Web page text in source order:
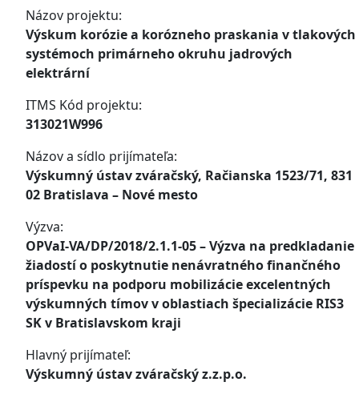
Názov projektu:
Výskum korózie a korózneho praskania v tlakových
systémoch primárneho okruhu jadrových
elektrární
ITMS Kód projektu:
313021W996
Názov a sídlo prijímateľa:
Výskumný ústav zváračský, Račianska 1523/71, 831
02 Bratislava – Nové mesto
Výzva:
OPVaI-VA/DP/2018/2.1.1-05 – Výzva na predkladanie
žiadostí o poskytnutie nenávratného finančného
príspevku na podporu mobilizácie excelentných
výskumných tímov v oblastiach špecializácie RIS3
SK v Bratislavskom kraji
Hlavný prijímateľ:
Výskumný ústav zváračský z.z.p.o.